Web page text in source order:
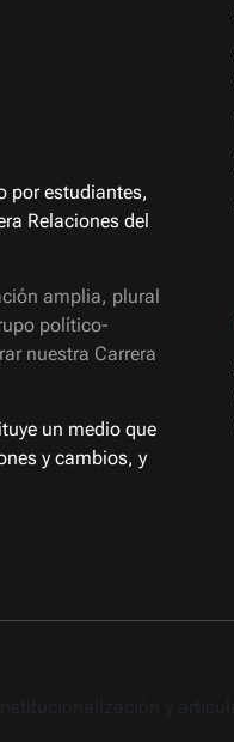
por estudiantes,
Relaciones del
amplia, plural
político-
nuestra Carrera
un medio que
y cambios, y